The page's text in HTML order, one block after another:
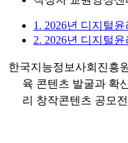
1. 2026년 디지털
2. 2026년 디지털
한국지능정보사회진흥
육 콘텐츠 발굴과 확
리 창작콘텐츠 공모